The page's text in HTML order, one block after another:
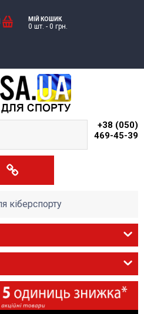
МІЙ КОШИК
0 шт. - 0 грн.
+38 (050)
469-45-39
кіберспорту